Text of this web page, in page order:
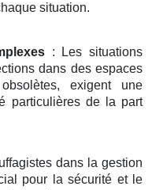
situation.
: Les situations
dans des espaces
exigent une
particulières de la part
dans la gestion
pour la sécurité et le